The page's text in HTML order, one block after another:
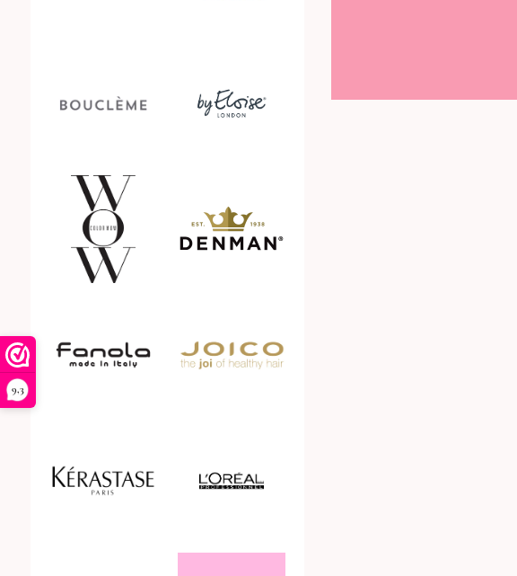
9,3
Haarolie
Haarproducten
Haarserum
Haaruitval
Hittebescherming
Kleurmasker